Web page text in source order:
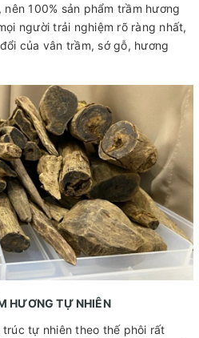
100% sản phẩm trầm hương
người trải nghiệm rõ ràng nhất,
của vân trầm, sớ gỗ, hương
HƯƠNG TỰ NHIÊN
tự nhiên theo thế phôi rất